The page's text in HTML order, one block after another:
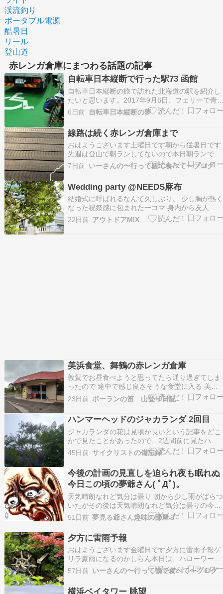
渓流釣り
ポータブル電源
酷暑日
リール
登山道
赤レンガ倉庫にまつわる話題の記事
自転車日本縦断で行った駅73 函館
自転車日本縦断の旅で訪れた北海道の駅を紹介し
たいと思います。2017年9月6日、フェリーで青
から北海道に渡った。トラックばかりのデッキに
縛り付けられて３時間半ほどの旅だった。夕方6
時近くになって函館のフェリーターミナルについ
た。フェリーターミナルは市内から5kmほど離れ
ているの…
6日前 自転車日本縦断の夢
線路は続く赤レンガ倉庫まで
おはようございます土曜日です朝から猛暑日です
先週は登山で朝ランしてないので本日朝ランです
いつものコース大岡川は結構淀んでいました満ち
潮で水位は高め蒔田公園寄って市役所前を走って
汽車道から万国橋でゴールSUBWAY寄って帰りま
す今夜は暑気払い鶴見の本町のKOKY’Sへ楽しみ
です休…
7日前 いーさんの〜行って観て食べて〜ブログ
Wedding party @NEEDS麻布
結婚式に呼ばれるなんて久しぶり。 少し胸が熱く
なった祝祭感に包まれた一コマ 身内から友人 仕
事関係の先輩後輩まで沢山の来賓客 時間は流れて
も変わらず元気な姿で再会できるって良いもので
22日前 アウトドアMIX
美浜食堂、舞鶴の赤レンガ倉庫
敦賀でお昼食べようと思ってたら通り過ぎてしま
ったので 途中で感じ良さそうな食堂に入る 美浜
食堂 外から見ると昔ながらの食堂ですが中は
くてきれい 朝ごはんがあるという事は朝も営
してるんですね 日替わりランチを注文 ランチセ
ットは好きなおかず２品を選べるシステム…
23日前 ポーランの笛 山登り日記
ハンマーヘッドのジャカランダ 2回目
ジャカランダの花は見頃が長いという記事をどこ
かで見たことがあったので、2週間前に見たハン
マーヘッドのジャカランダを見に行くことにしま
した。場所か近いのでクロスバイクでのんびりと
行くことにしました。しかし走る道は市街地なの
で見るところは全くありません。ハンマーヘッド
についてみると…
45日前 サイクリストの備忘録
今後の計画の見直しを迫られ夜も眠れぬ
今日この頃の夢爺さん( ﾟДﾟ)。
天気晴朗なれど気分は曇り 朝から少し雨がぱらつ
いたがその後は天気晴朗なれど気分は曇りの今日
この頃、２０２４年７月に次の投稿・・・白内障
手術からしばらく世の中がばら色に変わったが、
それもつかの間、右目がひずんで見え小さく見へ
るようになった。それから2か月に1度、注射やら
レザー治療…
51日前 夢見る爺さん趣味の部屋３
夕方に雷雨予報
おはようございます金曜日です夕方に雷雨予報ゲ
リラ豪雨になるのかしらん本日は、ハローワーク
へ場所は万国橋渡った赤れんが倉庫行く手前の総
合庁舎ですせっかくみなとみらいいくなら終わっ
てから、ランニングしてきますさて、昨日は好評
57日前 いーさんの〜行って観て食べて〜ブログ
横浜ベイタワー 眺望